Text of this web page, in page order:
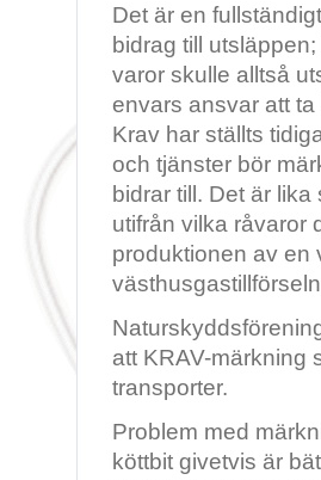
Det är en
bidrag till
varor skulle alltså
envars ansvar att
Krav har ställts
och tjänster bör
bidrar till. Det är
utifrån vilka råvaror
produktionen av en
att KRAV-märkning
transporter.
Problem med
köttbit givetvis är